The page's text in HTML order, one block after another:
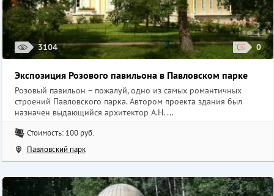
3104 0
Экспозиция Розового павильона в Павловском парке
Розовый павильон – пожалуй, одно из самых романтичных
строений Павловского парка. Автором проекта здания был
назначен выдающийся архитектор А.Н. ...
Стоимость: 100 руб.
Павловский парк